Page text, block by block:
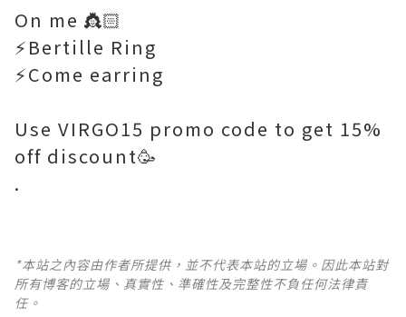
On me 👸🏻
⚡️Bertille Ring
⚡️Come earring
Use VIRGO15 promo code to get 15%
off discount🥳
.
*本站之內容由作者所提供，並不代表本站的立場。因此本站對
所有博客的立場、真實性、準確性及完整性不負任何法律責
任。